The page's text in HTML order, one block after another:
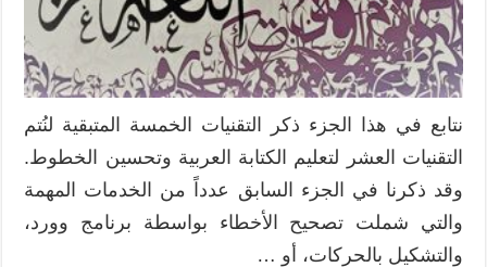
نتابع في هذا الجزء ذكر التقنيات الخمسة المتبقية لنُتم
التقنيات العشر لتعليم الكتابة العربية وتحسين الخطوط.
وقد ذكرنا في الجزء السابق عدداً من الخدمات المهمة
والتي شملت تصحيح الأخطاء بواسطة برنامج وورد،
والتشكيل بالحركات، أو …